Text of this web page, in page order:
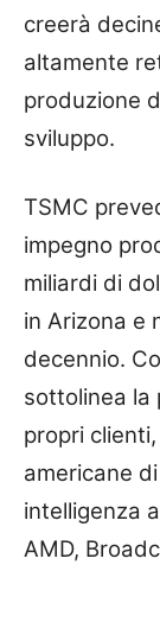
creerà
altamente
produzione
sviluppo.
TSMC
impegno
miliardi di
in Arizona e
decennio.
sottolinea la
propri
americane
intelligenza
AMD,